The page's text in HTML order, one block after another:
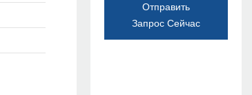
Отправить
Запрос Сейчас